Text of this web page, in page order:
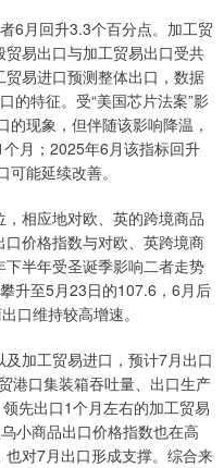
6月回升3.3个百分点。加工贸
易出口与加工贸易出口受共
易进口预测整体出口，数据
的特征。受“美国芯片法案”影
现象，但伴随该影响降温，
月；2025年6月该指标回升
能延续改善。
相应地对欧、英的跨境商品
价格指数与对欧、英跨境商
半年受圣诞季影响二者走势
升至5月23日的107.6，6月后
口维持较高增速。
加工贸易进口，预计7月出口
港口集装箱吞吐量、出口生产
先出口1个月左右的加工贸易
小商品出口价格指数也在高
对7月出口形成支撑。综合来